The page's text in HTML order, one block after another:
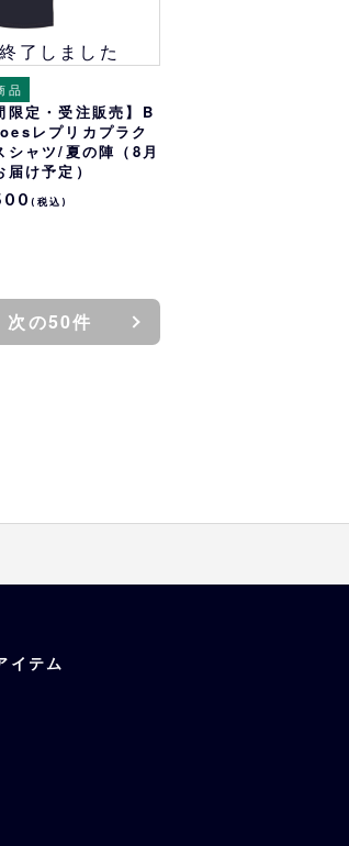
了しました
品
限定・受注販売】B
レプリカプラク
シャツ/夏の陣（8月
届け予定）
(税込)
次の50件
イテム